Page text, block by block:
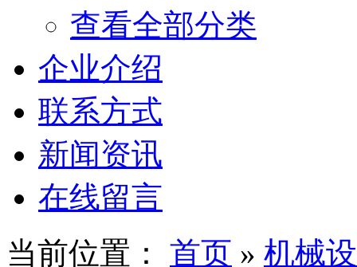
查看全部分类
企业介绍
联系方式
新闻资讯
在线留言
当前位置： 首页 » 机械